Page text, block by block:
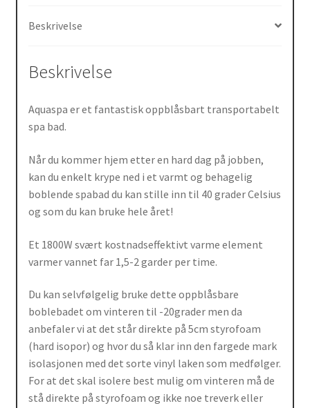
Beskrivelse
Beskrivelse
Aquaspa er et fantastisk oppblåsbart transportabelt
spa bad.
Når du kommer hjem etter en hard dag på jobben,
kan du enkelt krype ned i et varmt og behagelig
boblende spabad du kan stille inn til 40 grader Celsius
og som du kan bruke hele året!
Et 1800W svært kostnadseffektivt varme element
varmer vannet far 1,5-2 garder per time.
Du kan selvfølgelig bruke dette oppblåsbare
boblebadet om vinteren til -20grader men da
anbefaler vi at det står direkte på 5cm styrofoam
(hard isopor) og hvor du så klar inn den fargede mark
isolasjonen med det sorte vinyl laken som medfølger.
For at det skal isolere best mulig om vinteren må de
stå direkte på styrofoam og ikke noe treverk eller